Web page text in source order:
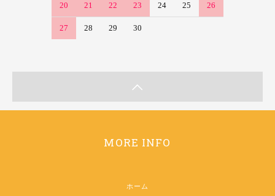
20 21 22 23 24 25 26
27 28 29 30
MORE INFO
ホーム